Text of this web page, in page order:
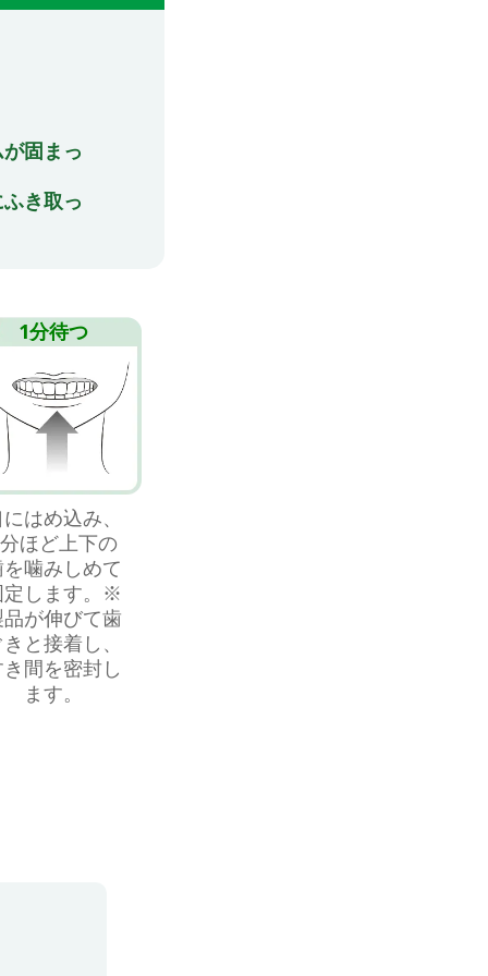
固まっ
き取っ
1分待つ
はめ込み、
ほど上下の
噛みしめて
定します。※
が伸びて⻭
と接着し、
間を密封し
ます。